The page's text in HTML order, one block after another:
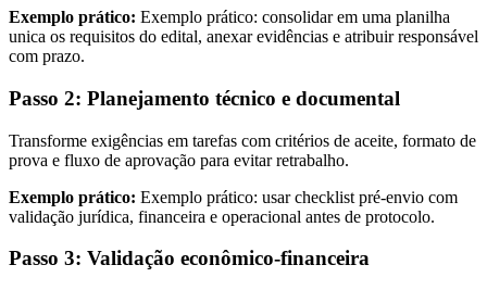
Exemplo prático: Exemplo prático: consolidar em uma planilha
unica os requisitos do edital, anexar evidências e atribuir responsável
com prazo.
Passo 2: Planejamento técnico e documental
Transforme exigências em tarefas com critérios de aceite, formato de
prova e fluxo de aprovação para evitar retrabalho.
Exemplo prático: Exemplo prático: usar checklist pré-envio com
validação jurídica, financeira e operacional antes de protocolo.
Passo 3: Validação econômico-financeira